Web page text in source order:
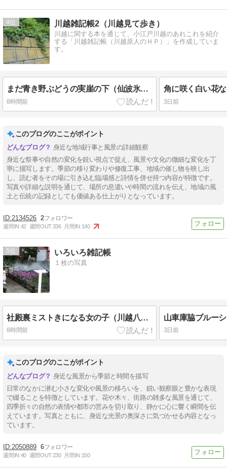
4 川越雑記帳2（川越見て歩き）
川越に関する本を通じて、小江戸川越のあれこれを紹介
する「川越雑記帳（川越原人のＨＰ）」を作成していま
す。
まだ青き野ぶどうの実崖の下（仙波氷川神社裏）
8時間前 3日前
このブログのここがポイント
身近な地域行事と風景の詳細観察
身近な祭事や自然の変化を鋭い視点で捉え、風景や文化の微細な変化を丁
寧に描写します。季節の移り変わりや修復工事、地域の催し物を映し出
し、読む者をその場に引き込む臨場感と詩情を併せ持つ内容が特徴です。
写真や詳細な説明を通じて、場所の息遣いや時間の流れを伝え、地域の風
土と伝統の記録としても価値ある仕上がりとなっています。
2134526 2
週間IN:42 週間OUT:336 月間IN:140
5 いろいろ雑記帳
１枚の写真
社殿裏ミストきになる女の子（川越八幡宮）
8時間前
山車庫脇ブルー
3日前
このブログのここがポイント
身近な風景から季節と時間を描写
日常のなかに潜む小さな変化や風景の移ろいを、鋭い観察眼と豊かな表現
で綴ることを特徴としています。花や木々、街路の雑多な風景を通じて、
四季折々の自然の表情や都市の営みを切り取り、静かに心に響く瞬間を伝
えています。写真とともに、身近な光景の奥深さに気づかせる内容となっ
ています。
2050889 6
週間IN:40 週間OUT:230 月間IN:150